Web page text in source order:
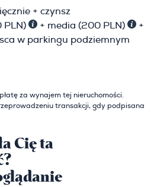
+ czynsz
PLN)
+ media (200 PLN)
+
w parkingu podziemnym
za wynajem tej nieruchomości.
transakcji, gdy podpisana
Cię ta